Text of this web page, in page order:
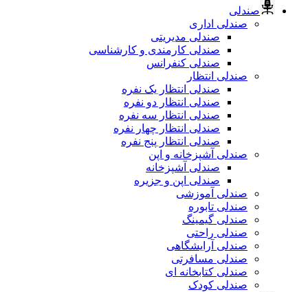
صندلی
صندلی اداری
صندلی مدیریتی
صندلی کارمندی و کارشناسی
صندلی کنفرانس
صندلی انتظار
صندلی انتظار یک نفره
صندلی انتظار دو نفره
صندلی انتظار سه نفره
صندلی انتظار چهار نفره
صندلی انتظار پنج نفره
صندلی آشپزخانه و اپن
صندلی آشپزخانه
صندلی اپن و جزیره
صندلی آموزشی
صندلی تابوره
صندلی گیمینگ
صندلی راحتی
صندلی آرایشگاهی
صندلی مسافرتی
صندلی کتابخانه ای
صندلی کودک